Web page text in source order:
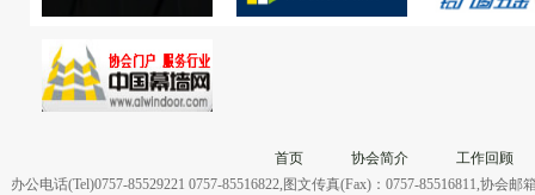
首页 协会简介
工作回顾
办公电话(Tel)0757-85529221 0757-85516822,图文传真(Fax)：0757-85516811,协会